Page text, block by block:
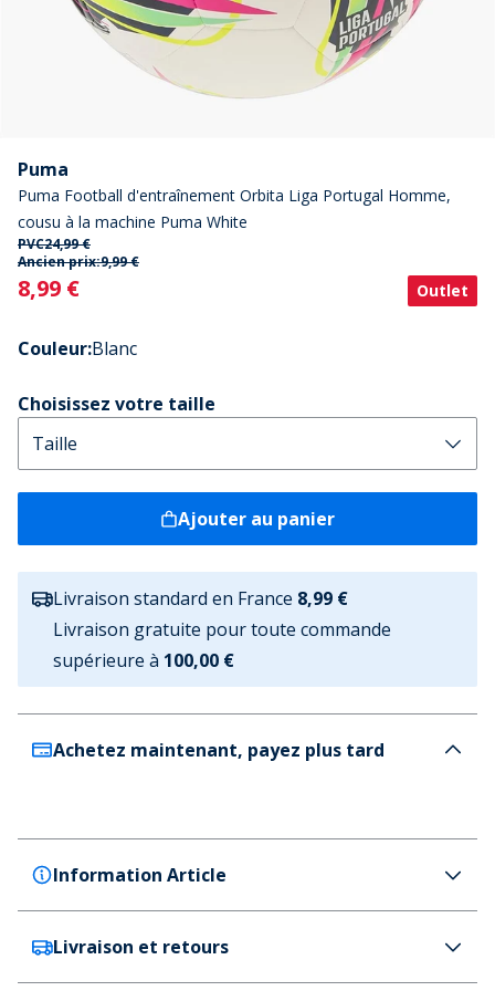
Puma
Puma Football d'entraînement Orbita Liga Portugal Homme,
cousu à la machine Puma White
PVC24,99 €
Ancien prix:9,99 €
Current
8,99 € Outlet
Couleur:Blanc
Choisissez votre taille
Ajouter au panier
Livraison standard en France 8,99 €
Livraison gratuite pour toute commande
supérieure à 100,00 €
Achetez maintenant, payez plus tard
Information Article
Puma
Puma Football d'entraînement Orbita Liga
Livraison et retours